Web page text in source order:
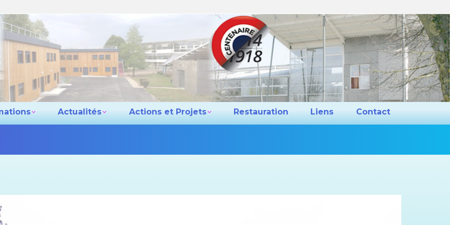
Actualités Actions et Projets Restauration Liens Contact
êtes
lycée Actions et Projets Restauration Liens
Contact